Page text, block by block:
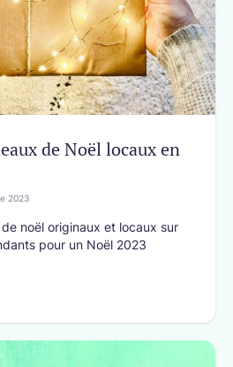
de Noël locaux en
2023
noël originaux et locaux sur
pour un Noël 2023